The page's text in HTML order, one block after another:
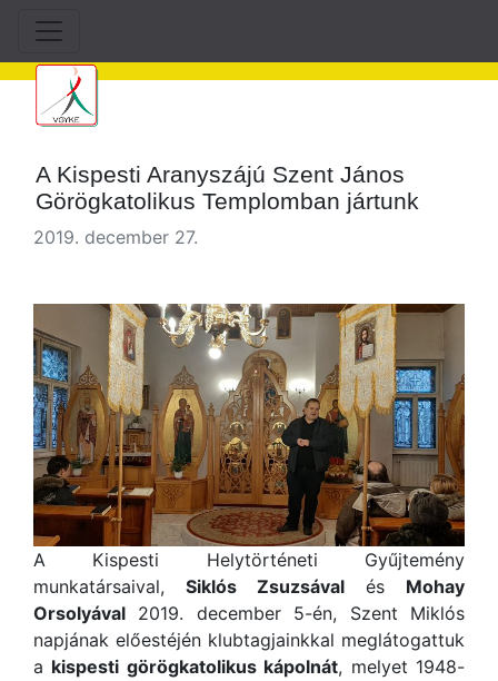
A Kispesti Aranyszájú Szent János
Görögkatolikus Templomban jártunk
2019. december 27.
A Kispesti Helytörténeti Gyűjtemény
munkatársaival, Siklós Zsuzsával és Mohay
Orsolyával 2019. december 5-én, Szent Miklós
napjának előestéjén klubtagjainkkal meglátogattuk
a kispesti görögkatolikus kápolnát, melyet 1948-